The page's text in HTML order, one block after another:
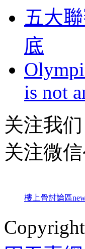
五大
底
is not
关注我们
关注微
樓上骨討論區